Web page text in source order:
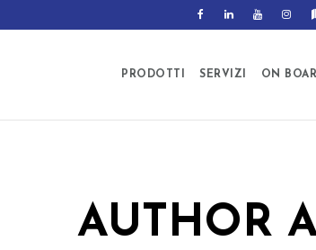
PRODOTTI SERVIZI ON
AUTHOR